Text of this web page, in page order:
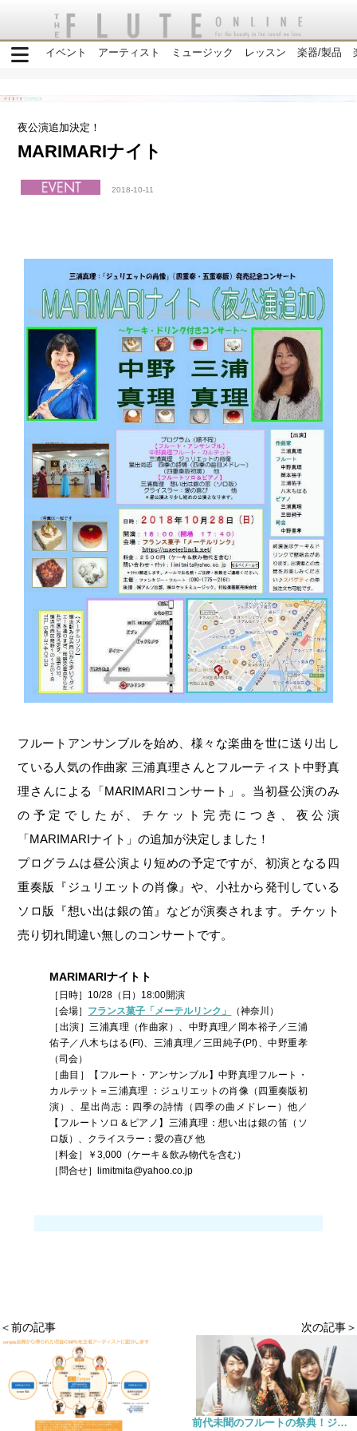
イベント アーティスト ミュージック レッスン 楽器/製品
夜公演追加決定！
MARIMARIナイト
2018-10-11
フルートアンサンブルを始め、様々な楽曲を世に送り出し
ている人気の作曲家 三浦真理さんとフルーティスト中野真
理さんによる「MARIMARIコンサート」。当初昼公演のみ
の予定でしたが、チケット完売につき、夜公演
「MARIMARIナイト」の追加が決定しました！
プログラムは昼公演より短めの予定ですが、初演となる四
重奏版『ジュリエットの肖像』や、小社から発刊している
ソロ版『想い出は銀の笛』などが演奏されます。チケット
売り切れ間違い無しのコンサートです。
MARIMARIナイトト
［日時］10/28（日）18:00開演
［会場］ フランス菓子「メーテルリンク」
（神奈川）
［出演］三浦真理（作曲家）、中野真理／岡本裕子／三浦
佑子／八木ちはる(Fl)、三浦真理／三田純子(Pf)、中野重孝
（司会）
［曲目］【フルート・アンサンブル】中野真理フルート・
カルテット＝三浦真理 ：ジュリエットの肖像（四重奏版初
演）、星出尚志：四季の詩情（四季の曲メドレー）他／
【フルートソロ＆ピアノ】三浦真理：想い出は銀の笛（ソ
ロ版）、クライスラー：愛の喜び 他
［料金］￥3,000（ケーキ＆飲み物代を含む）
［問合せ］limitmita@yahoo.co.jp
＜前の記事 次の記事＞
前代未聞のフルートの祭典！ジャズ、アイリッシュ、プログレッシヴロック フルートカーニバル Vol.1